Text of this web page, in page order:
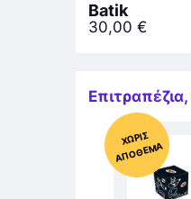
Batik
30,00 €
Επιτραπέζια,
Χ
ΩΡΊΣ
Α
Π
Ό
ΘΕ
ΜΑ